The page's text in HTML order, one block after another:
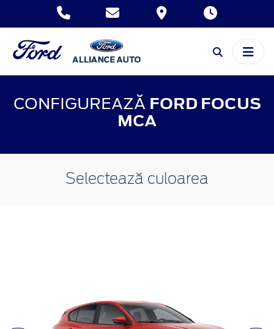
CONFIGUREAZĂ FORD FOCUS
MCA
Selectează culoarea